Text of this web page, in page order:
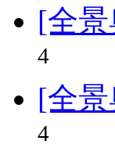
[全
4
[全
4